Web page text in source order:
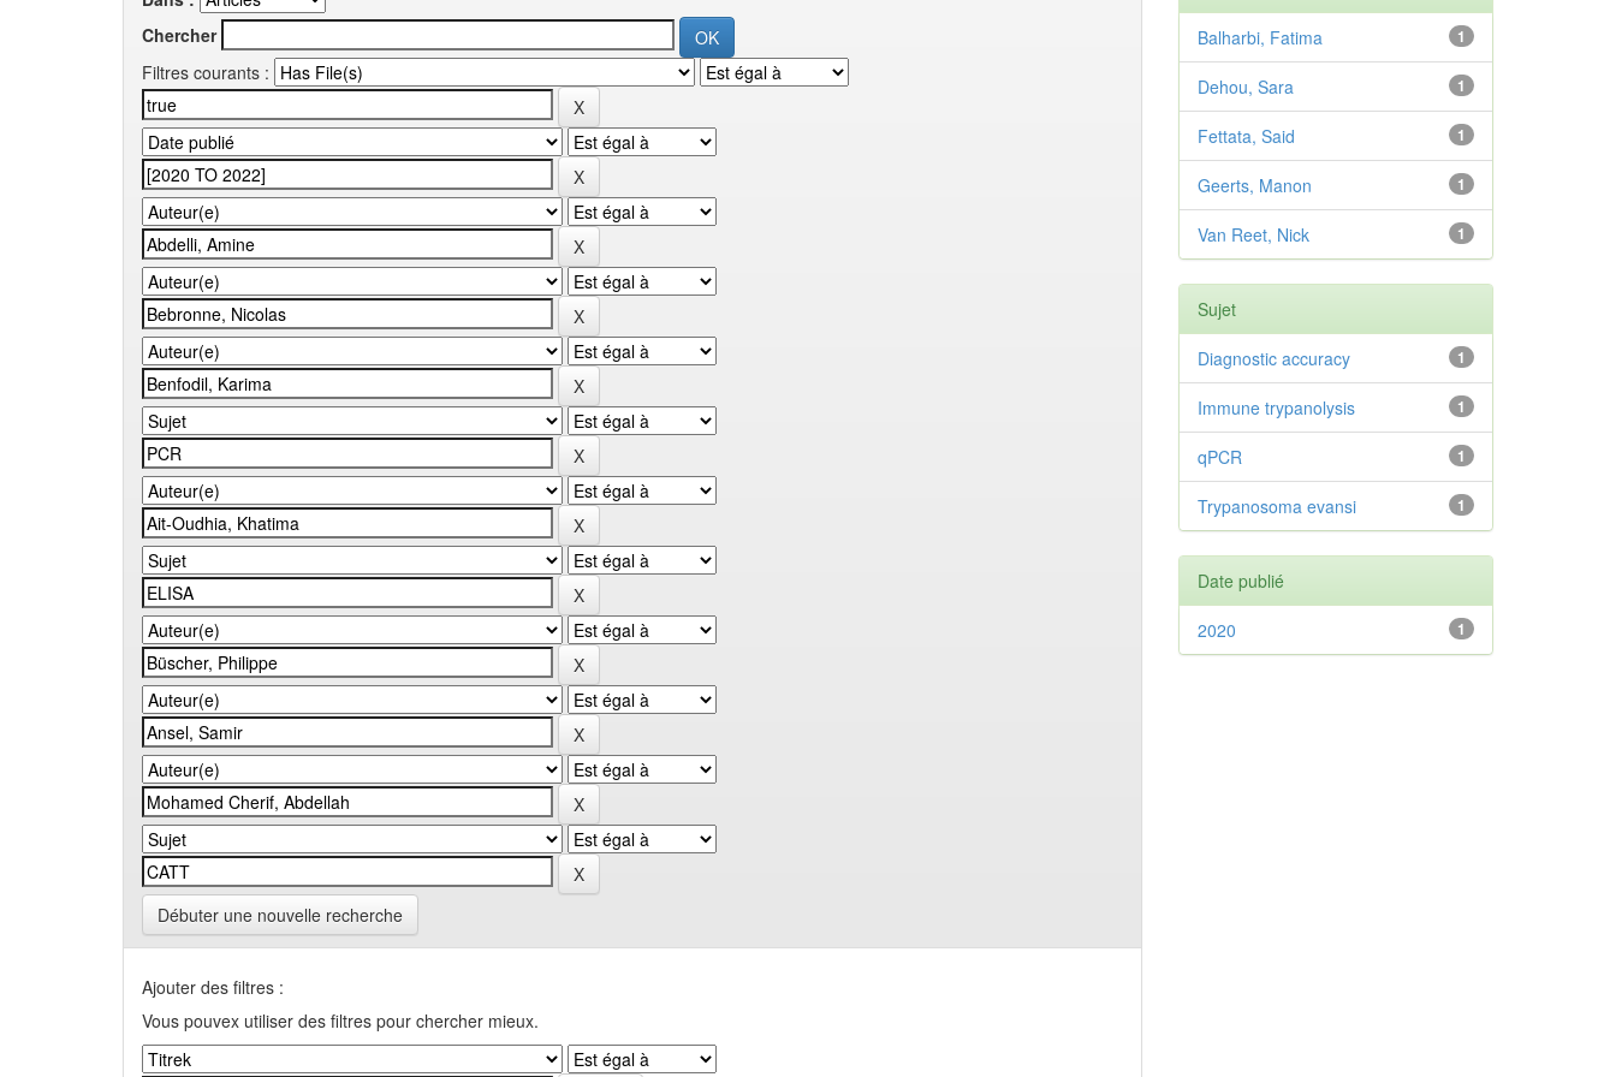
Chercher
Filtres courants :
Débuter une nouvelle recherche
Ajouter des filtres :
Vous pouvex utiliser des filtres pour chercher mieux.
1
Balharbi, Fatima
1
Dehou, Sara
1
Fettata, Said
1
Geerts, Manon
1
Van Reet, Nick
Sujet
1
Diagnostic accuracy
1
Immune trypanolysis
1
qPCR
1
Trypanosoma evansi
Date publié
1
2020